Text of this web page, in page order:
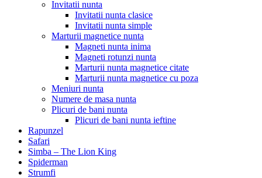
Invitatii nunta
Invitatii nunta clasice
Invitatii nunta simple
Marturii magnetice nunta
Magneti nunta inima
Magneti rotunzi nunta
Marturii nunta magnetice citate
Marturii nunta magnetice cu poza
Meniuri nunta
Numere de masa nunta
Plicuri de bani nunta
Plicuri de bani nunta ieftine
Rapunzel
Safari
Simba – The Lion King
Spiderman
Strumfi